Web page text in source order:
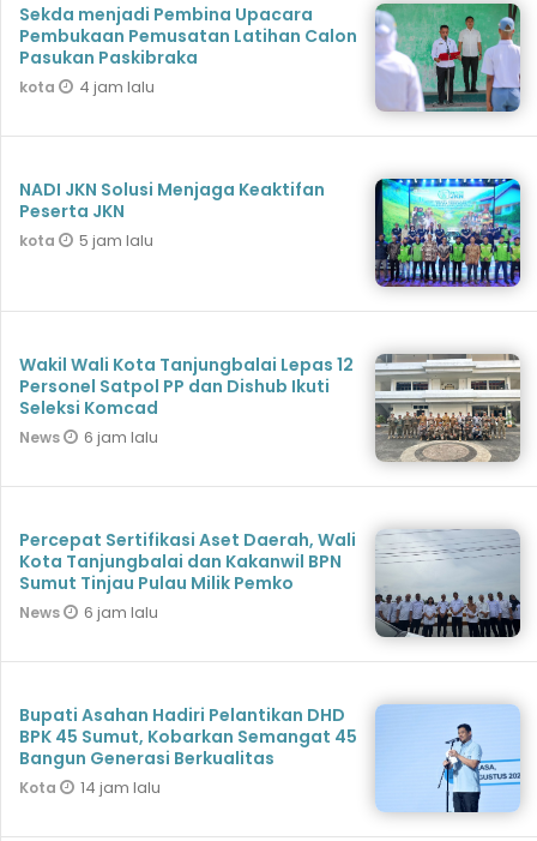
Sekda menjadi Pembina Upacara
Pembukaan Pemusatan Latihan Calon
Pasukan Paskibraka
kota 4 jam lalu
NADI JKN Solusi Menjaga Keaktifan
Peserta JKN
kota 5 jam lalu
Wakil Wali Kota Tanjungbalai Lepas 12
Personel Satpol PP dan Dishub Ikuti
Seleksi Komcad
News 6 jam lalu
Percepat Sertifikasi Aset Daerah, Wali
Kota Tanjungbalai dan Kakanwil BPN
Sumut Tinjau Pulau Milik Pemko
News 6 jam lalu
Bupati Asahan Hadiri Pelantikan DHD
BPK 45 Sumut, Kobarkan Semangat 45
Bangun Generasi Berkualitas
Kota 14 jam lalu